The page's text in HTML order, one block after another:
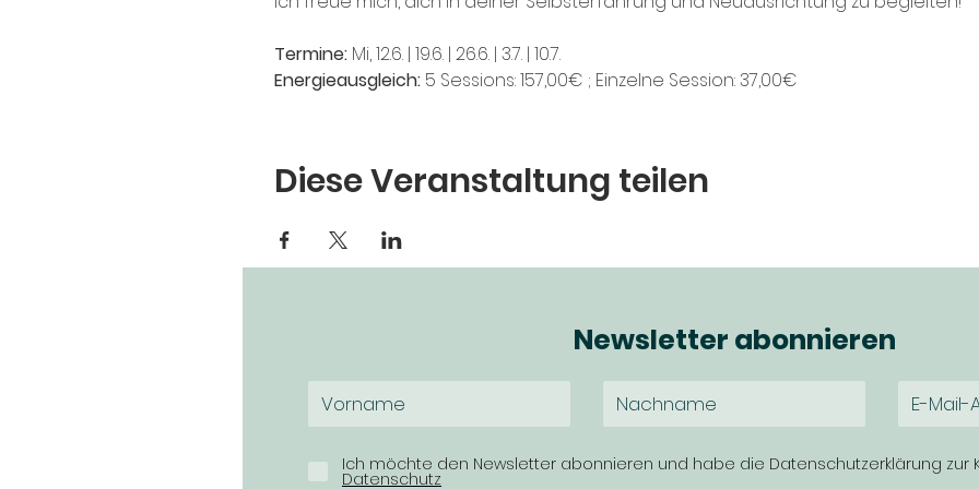
Termine:Mi, 12.6. | 19.6. | 26.6. | 3.7. | 10.7.
Energieausgleich:5 Sessions: 157,00€ ; Einzelne Session: 37,00€
Diese Veranstaltung teilen
Newsletter abonnieren
Ich möchte den Newsletter abonnieren und habe die Datenschutzerklärung zur
Datenschutz